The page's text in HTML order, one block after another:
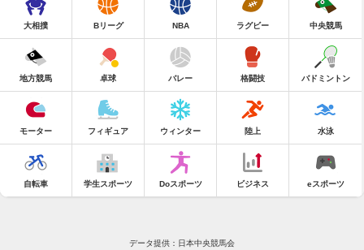
大相撲 Bリーグ NBA ラグビー 中央競馬
地方競馬 卓球 バレー 格闘技 バドミントン
モーター フィギュア ウィンター 陸上 水泳
自転車 学生スポーツ Doスポーツ ビジネス eスポーツ
データ提供：日本中央競馬会